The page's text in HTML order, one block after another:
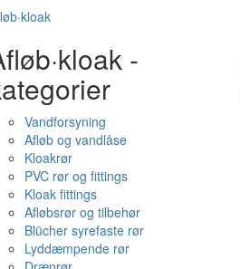
-
Vandforsyning
Afløb og vandlåse
Kloakrør
PVC rør og fittings
Kloak fittings
Afløbsrør og tilbehør
Blücher syrefaste rør
Lyddæmpende rør